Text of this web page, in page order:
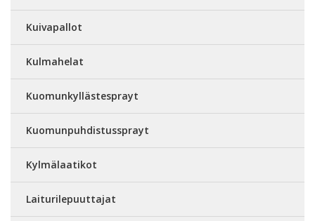
Kuivapallot
Kulmahelat
Kuomunkyllästesprayt
Kuomunpuhdistussprayt
Kylmälaatikot
Laiturilepuuttajat